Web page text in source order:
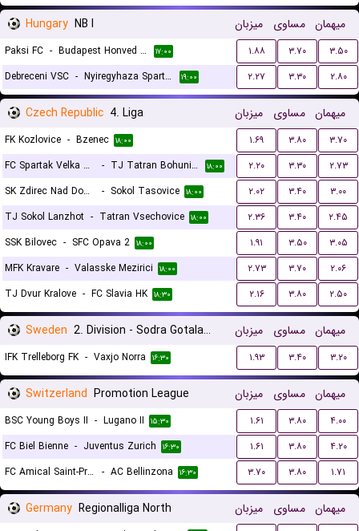
Hungary NB I میزبان مساوی میهمان
Paksi FC - Budapest Honved FC ۱۷:۰۰ ۱.۸۸ ۳.۷۰
۳.۵۰
Debreceni VSC - Nyiregyhaza Spartacus FC ۱۹:۰۰ ۲.۲۷ ۳.۳۰ ۲.۸۰
Czech Republic 4. Liga میزبان مساوی میهمان
FK Kozlovice - Bzenec ۱۸:۰۰ ۱.۶۹ ۳.۸۰
۳.۷۰
FC Spartak Velka Bites
- TJ Tatran Bohunice ۱۸:۰۰ ۲.۲۰ ۳.۳۰
۲.۷۳
SK Zdirec Nad Doubravou
- Sokol Tasovice ۱۸:۰۰ ۲.۰۲ ۳.۴۰
۳.۰۰
TJ Sokol Lanzhot - Tatran Vsechovice ۱۸:۰۰ ۲.۳۶ ۳.۴۰
۲.۴۵
SSK Bilovec - SFC Opava 2 ۱۸:۰۰ ۱.۹۱ ۳.۵۰
۳.۰۵
MFK Kravare - Valasske Mezirici ۱۸:۰۰ ۲.۷۳ ۳.۷۰
۲.۰۶
TJ Dvur Kralove - FC Slavia HK ۱۸:۳۰ ۲.۱۶ ۳.۸۰ ۲.۵۰
Sweden 2. Division - Sodra Gotaland میزبان مساوی میهمان
IFK Trelleborg FK - Vaxjo Norra ۱۶:۳۰ ۱.۹۳ ۳.۴۰ ۳.۲۰
Switzerland Promotion League میزبان مساوی میهمان
BSC Young Boys II - Lugano II ۱۵:۳۰ ۱.۶۱ ۳.۸۰
۴.۰۰
FC Biel Bienne - Juventus Zurich ۱۶:۳۰ ۱.۶۱ ۳.۸۰
۴.۲۰
FC Amical Saint-Prex - AC Bellinzona ۱۶:۳۰ ۳.۷۰ ۳.۸۰ ۱.۷۱
Germany Regionalliga North میزبان مساوی میهمان